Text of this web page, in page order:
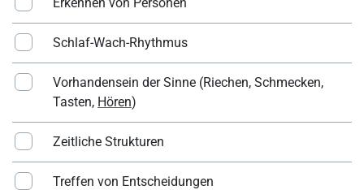
Schlaf-Wach-Rhythmus
Vorhandensein der Sinne (Riechen, Schmecken,
Tasten, Hören)
Zeitliche Strukturen
Treffen von Entscheidungen